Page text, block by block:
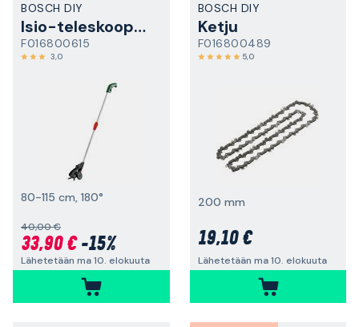
BOSCH DIY
Isio-teleskooppivarsi
F016800615
3,0
80-115 cm, 180°
40,00 €
33,90 €-15%
Lähetetään ma 10. elokuuta
BOSCH DIY
Ketju
F016800489
5,0
200 mm
19,10 €
Lähetetään ma 10. elokuuta